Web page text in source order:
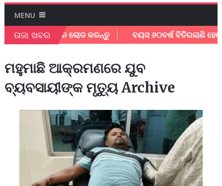
MENU
ତାଜା ଖବର
ପେପର ଡାଉନ ଲୋଡ କରନ୍ତୁ ବୟସ ୬୦ବର୍ଷ ବିତିଗଲାଣି ହେଲେ
ମହୁମାଛି ଆକ୍ରମଣରେ ଯୁବ
ବ୍ୟବସାୟୀଙ୍କ ମୃତ୍ୟୁ Archive